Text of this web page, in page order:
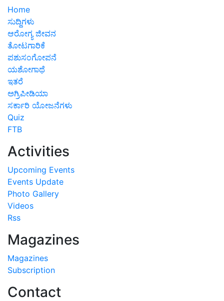
Home
ಸುದ್ದಿಗಳು
ಆರೋಗ್ಯ ಜೀವನ
ತೋಟಗಾರಿಕೆ
ಪಶುಸಂಗೋಪನೆ
ಯಶೋಗಾಥೆ
ಇತರೆ
ಅಗ್ರಿಪೀಡಿಯಾ
ಸರ್ಕಾರಿ ಯೋಜನೆಗಳು
Quiz
FTB
Activities
Upcoming Events
Events Update
Photo Gallery
Videos
Rss
Magazines
Magazines
Subscription
Contact